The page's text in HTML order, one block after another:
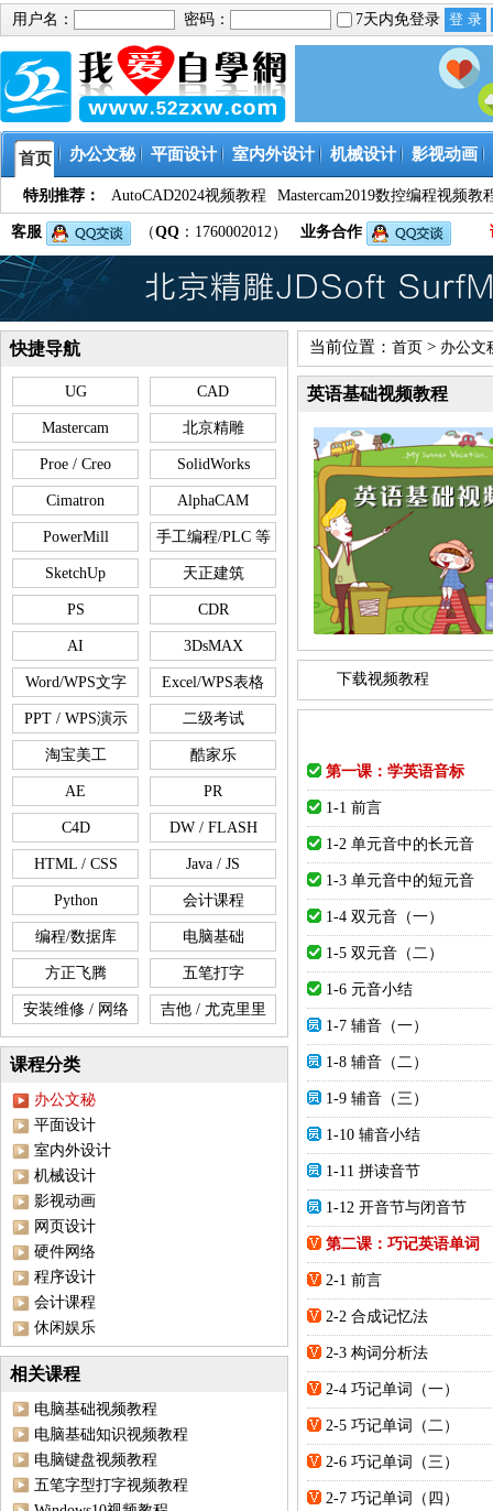
用户名： 密码： 7天内免登录
首页 办公文秘 平面设计 室内外设计 机械设计 影视动画
特别推荐： AutoCAD2024视频教程 Mastercam2019数控编程视频教
客服 （QQ ：1760002012） 业务合作
快捷导航
UG CAD
Mastercam 北京精雕
Proe / Creo SolidWorks
Cimatron AlphaCAM
PowerMill 手工编程/PLC 等
SketchUp 天正建筑
PS CDR
AI 3DsMAX
Word/WPS文字 Excel/WPS表格
PPT / WPS演示 二级考试
淘宝美工 酷家乐
AE PR
C4D DW / FLASH
HTML / CSS Java / JS
Python 会计课程
编程/数据库 电脑基础
方正飞腾 五笔打字
安装维修 / 网络 吉他 / 尤克里里
课程分类
办公文秘
平面设计
室内外设计
机械设计
影视动画
网页设计
硬件网络
程序设计
会计课程
休闲娱乐
相关课程
电脑基础视频教程
电脑基础知识视频教程
电脑键盘视频教程
五笔字型打字视频教程
当前位置： 首页 > 办公文
英语基础视频教程
下载视频教程
第一课：学英语音标
1-1 前言
1-2 单元音中的长元音
1-3 单元音中的短元音
1-4 双元音（一）
1-5 双元音（二）
1-6 元音小结
1-7 辅音（一）
1-8 辅音（二）
1-9 辅音（三）
1-10 辅音小结
1-11 拼读音节
1-12 开音节与闭音节
第二课：巧记英语单词
2-1 前言
2-2 合成记忆法
2-3 构词分析法
2-4 巧记单词（一）
2-5 巧记单词（二）
2-6 巧记单词（三）
2-7 巧记单词（四）